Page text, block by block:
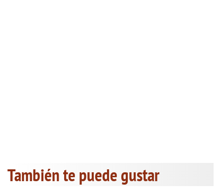
También te puede gustar